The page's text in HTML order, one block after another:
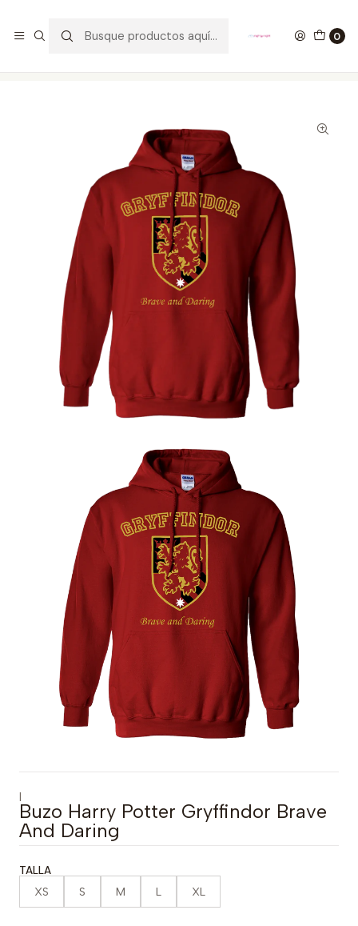
0
|
Buzo Harry Potter Gryffindor Brave
And Daring
TALLA
XS S M L XL